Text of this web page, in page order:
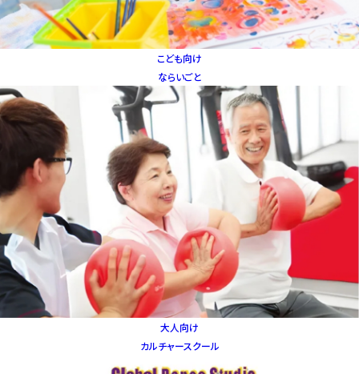
こども向け
ならいごと
大人向け
カルチャースクール